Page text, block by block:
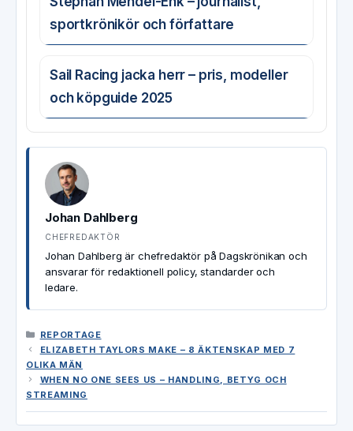
sportkrönikör och författare
Sail Racing jacka herr – pris, modeller
och köpguide 2025
Johan Dahlberg
CHEFREDAKTÖR
Johan Dahlberg är chefredaktör på Dagskrönikan och
ansvarar för redaktionell policy, standarder och
ledare.
KATEGORIER
REPORTAGE
ELIZABETH TAYLORS MAKE – 8 ÄKTENSKAP MED 7
OLIKA MÄN
WHEN NO ONE SEES US – HANDLING, BETYG OCH
STREAMING